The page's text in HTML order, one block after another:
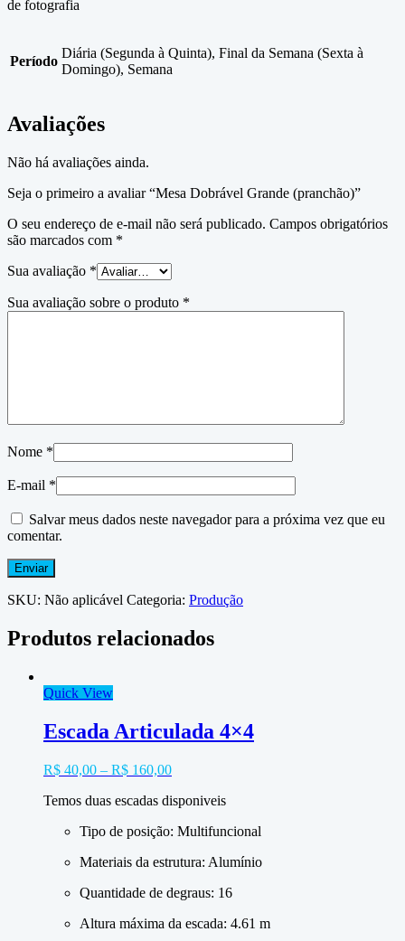
de fotografia
Período
Diária (Segunda à Quinta), Final da Semana (Sexta à
Domingo), Semana
Avaliações
Não há avaliações ainda.
Seja o primeiro a avaliar “Mesa Dobrável Grande (pranchão)”
O seu endereço de e-mail não será publicado. Campos obrigatórios
são marcados com *
Sua avaliação *
Sua avaliação sobre o produto *
Nome *
E-mail *
Salvar meus dados neste navegador para a próxima vez que eu
comentar.
SKU: Não aplicável Categoria: Produção
Produtos relacionados
Quick View
Escada Articulada 4×4
R$ 40,00 – R$ 160,00
Temos duas escadas disponiveis
Tipo de posição: Multifuncional
Materiais da estrutura: Alumínio
Quantidade de degraus: 16
Altura máxima da escada: 4.61 m